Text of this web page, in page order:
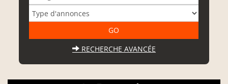
RECHERCHE AVANCÉE